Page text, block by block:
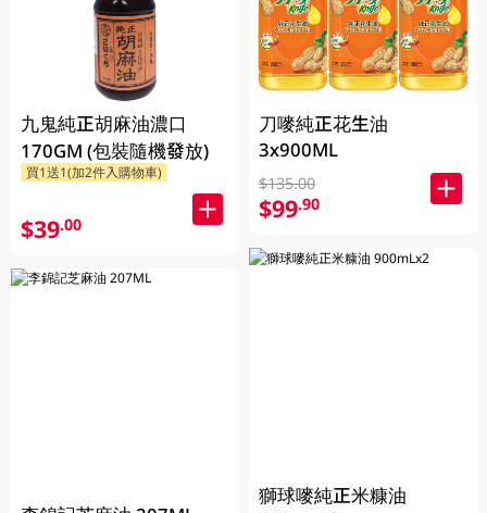
九鬼純正胡麻油濃口
170GM (包裝隨機發放)
買1送1(加2件入購物車)
$39.00
刀嘜純正花生油
3x900ML
$135.00
$99.90
獅球嘜純正米糠油